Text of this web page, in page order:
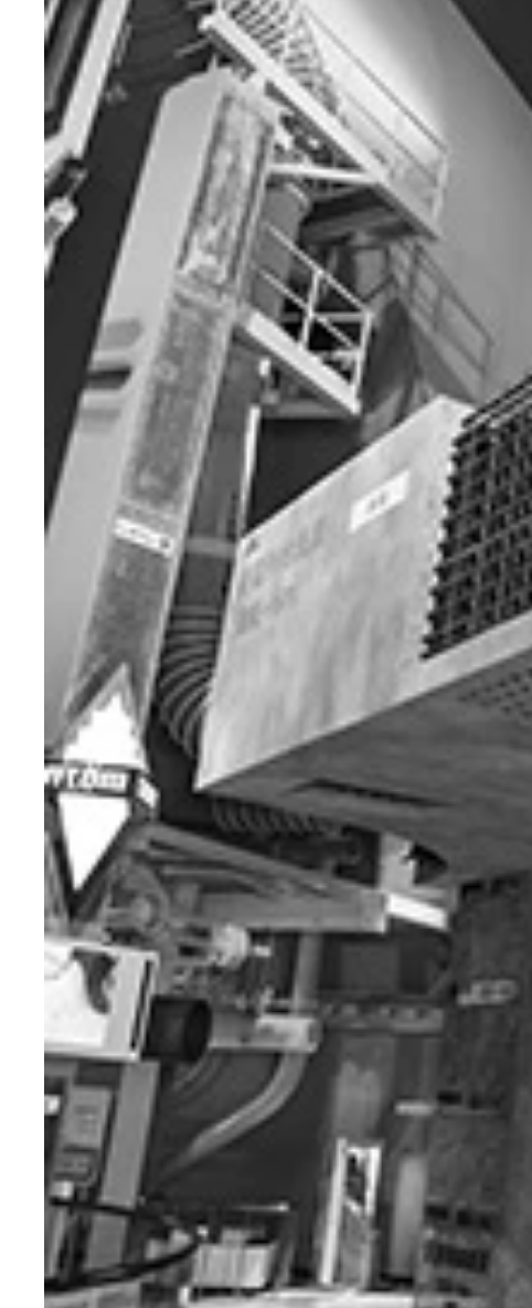
熊本県のシンボルで、戦国時代は難攻不落と称された
自宅から大切な家財道具を運び出し、車中での避難生活
熊本市内では、ひび割れた窓ガラスや傾いた看板が放
南阿蘇村にあるコンビニの駐車場にとめてあった軽自